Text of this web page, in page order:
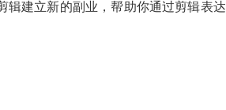
辑建立新的副业，帮助你通过剪辑表达